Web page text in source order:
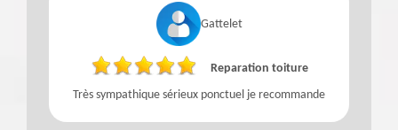
Gattelet
Reparation toiture
Très sympathique sérieux ponctuel je recommande